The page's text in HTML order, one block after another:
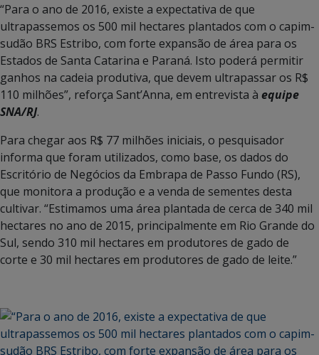
“Para o ano de 2016, existe a expectativa de que
ultrapassemos os 500 mil hectares plantados com o capim-
sudão BRS Estribo, com forte expansão de área para os
Estados de Santa Catarina e Paraná. Isto poderá permitir
ganhos na cadeia produtiva, que devem ultrapassar os R$
110 milhões”, reforça Sant’Anna, em entrevista à equipe
SNA/RJ.
Para chegar aos R$ 77 milhões iniciais, o pesquisador
informa que foram utilizados, como base, os dados do
Escritório de Negócios da Embrapa de Passo Fundo (RS),
que monitora a produção e a venda de sementes desta
cultivar. “Estimamos uma área plantada de cerca de 340 mil
hectares no ano de 2015, principalmente em Rio Grande do
Sul, sendo 310 mil hectares em produtores de gado de
corte e 30 mil hectares em produtores de gado de leite.”